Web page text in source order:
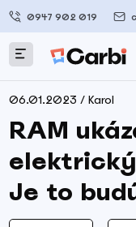
0947 902 019
06.01.2023 / Karol
RAM
Je to